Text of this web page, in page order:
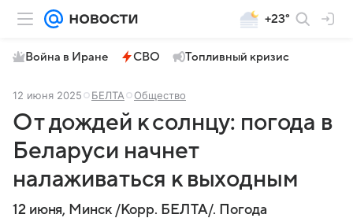
+23°
Война в Иране СВО Топливный кризис
12 июня 2025 БЕЛТА Общество
От дождей к солнцу: погода в
Беларуси начнет
налаживаться к выходным
12 июня, Минск /Корр. БЕЛТА/. Погода